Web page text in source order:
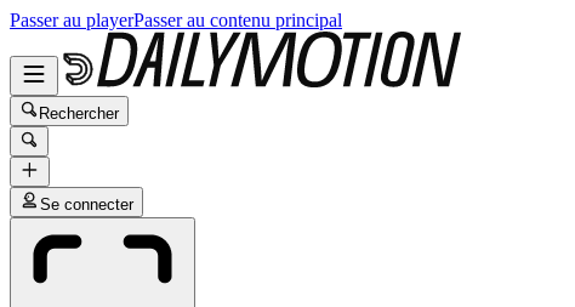
Passer au playerPasser au contenu principal
Rechercher
Se connecter